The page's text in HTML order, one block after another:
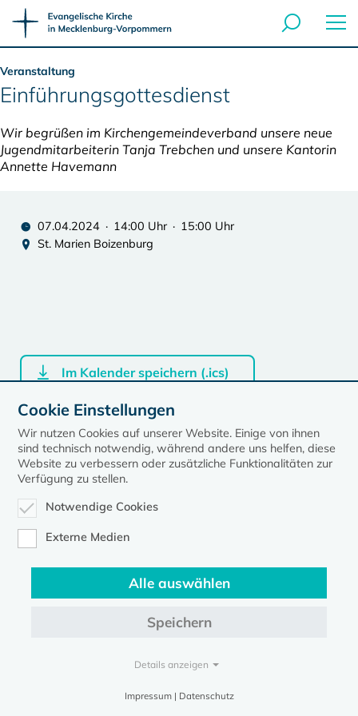
Veranstaltung
Einführungsgottesdienst
Wir begrüßen im Kirchengemeindeverband unsere neue
Jugendmitarbeiterin Tanja Trebchen und unsere Kantorin
Annette Havemann
07.04.2024 · 14:00 Uhr · 15:00 Uhr
St. Marien Boizenburg
Im Kalender speichern (.ics)
zurück zur Übersicht der Veranstaltungen
Kontakt Datenschutz Impressum
Evangelische Kirche in Mecklenburg-Vorpommern © 2026
Cookie Einstellungen
Wir nutzen Cookies auf unserer Website. Einige von ihnen
sind technisch notwendig, während andere uns helfen, diese
Website zu verbessern oder zusätzliche Funktionalitäten zur
Verfügung zu stellen.
Notwendige Cookies
Externe Medien
Alle auswählen
Speichern
Details anzeigen
Impressum | Datenschutz